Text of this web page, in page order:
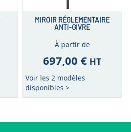
MIROIR RÉGLEMENTAIRE
ANTI-GIVRE
À partir de
697,00 € HT
Voir les 2 modèles
disponibles >